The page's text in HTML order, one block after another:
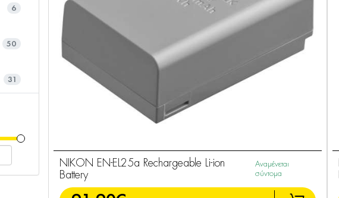
6
50
31
NIKON EN-EL25a Rechargeable Li-ion
Battery
Αναμένεται
σύντομα